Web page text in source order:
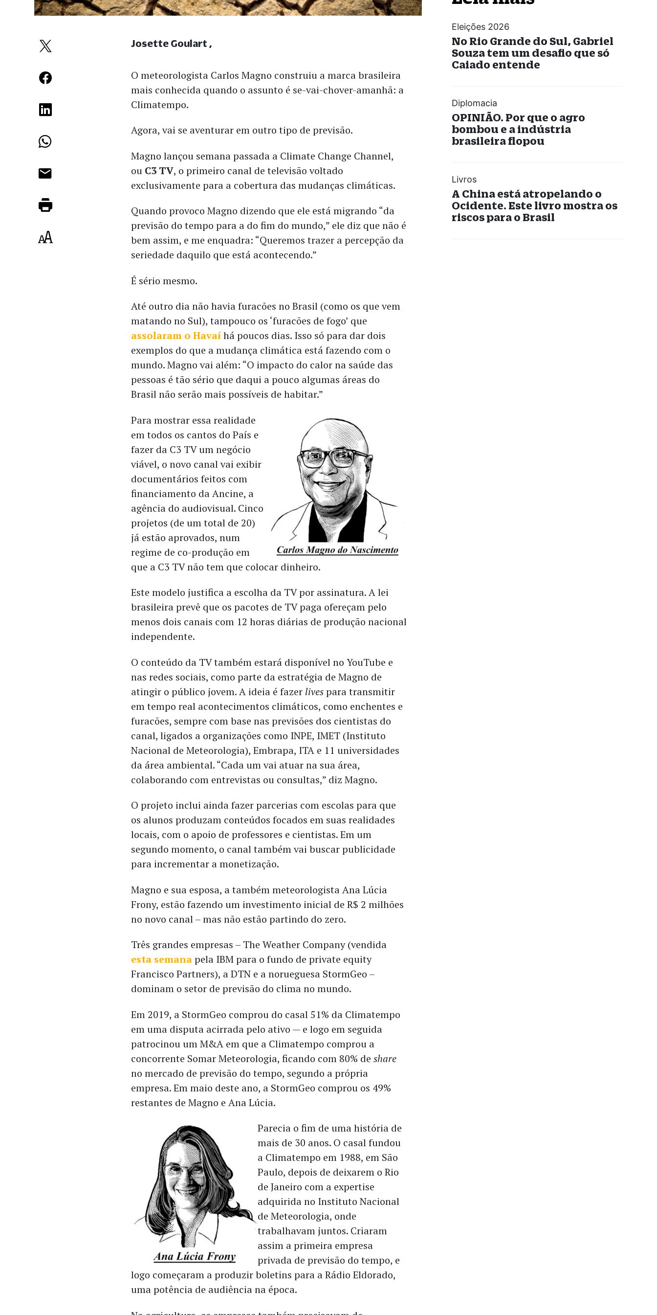
O meteorologista Carlos Magno construiu a marca brasileira
mais conhecida quando o assunto é se-vai-chover-amanhã: a
Climatempo.
Agora, vai se aventurar em outro tipo de previsão.
Magno lançou semana passada a Climate Change Channel,
ou C3 TV, o primeiro canal de televisão voltado
exclusivamente para a cobertura das mudanças climáticas.
Quando provoco Magno dizendo que ele está migrando “da
previsão do tempo para a do fim do mundo,” ele diz que não é
bem assim, e me enquadra: “Queremos trazer a percepção da
seriedade daquilo que está acontecendo.”
É sério mesmo.
Até outro dia não havia furacões no Brasil (como os que vem
matando no Sul), tampouco os ‘furacões de fogo’ que
assolaram o Havaíhá poucos dias. Isso só para dar dois
exemplos do que a mudança climática está fazendo com o
mundo. Magno vai além: “O impacto do calor na saúde das
pessoas é tão sério que daqui a pouco algumas áreas do
Brasil não serão mais possíveis de habitar.”
Para mostrar essa realidade
em todos os cantos do País e
fazer da C3 TV um negócio
viável, o novo canal vai exibir
documentários feitos com
financiamento da Ancine, a
agência do audiovisual. Cinco
projetos (de um total de 20)
já estão aprovados, num
regime de co-produção em
que a C3 TV não tem que colocar dinheiro.
Este modelo justifica a escolha da TV por assinatura. A lei
brasileira prevê que os pacotes de TV paga ofereçam pelo
menos dois canais com 12 horas diárias de produção nacional
independente.
O conteúdo da TV também estará disponível no YouTube e
nas redes sociais, como parte da estratégia de Magno de
atingir o público jovem. A ideia é fazer livespara transmitir
em tempo real acontecimentos climáticos, como enchentes e
furacões, sempre com base nas previsões dos cientistas do
canal, ligados a organizações como INPE, IMET (Instituto
Nacional de Meteorologia), Embrapa, ITA e 11 universidades
da área ambiental. “Cada um vai atuar na sua área,
colaborando com entrevistas ou consultas,” diz Magno.
O projeto inclui ainda fazer parcerias com escolas para que
os alunos produzam conteúdos focados em suas realidades
locais, com o apoio de professores e cientistas. Em um
segundo momento, o canal também vai buscar publicidade
para incrementar a monetização.
Magno e sua esposa, a também meteorologista Ana Lúcia
Frony, estão fazendo um investimento inicial de R$ 2 milhões
no novo canal – mas não estão partindo do zero.
Três grandes empresas – The Weather Company (vendida
esta semanapela IBM para o fundo de private equity
Francisco Partners), a DTN e a norueguesa StormGeo –
dominam o setor de previsão do clima no mundo.
Em 2019, a StormGeo comprou do casal 51% da Climatempo
em uma disputa acirrada pelo ativo — e logo em seguida
patrocinou um M&A em que a Climatempo comprou a
concorrente Somar Meteorologia, ficando com 80% deshare
no mercado de previsão do tempo, segundo a própria
empresa. Em maio deste ano, a StormGeo comprou os 49%
restantes de Magno e Ana Lúcia.
Parecia o fim de uma história de
mais de 30 anos. O casal fundou
a Climatempo em 1988, em São
Paulo, depois de deixarem o Rio
de Janeiro com a expertise
adquirida no Instituto Nacional
de Meteorologia, onde
trabalhavam juntos. Criaram
assim a primeira empresa
privada de previsão do tempo, e
logo começaram a produzir boletins para a Rádio Eldorado,
uma potência de audiência na época.
Josette Goulart
Eleições 2026
No Rio Grande do Sul, Gabriel
Souza tem um desafio que só
Caiado entende
Diplomacia
OPINIÃO. Por que o agro
bombou e a indústria
brasileira flopou
Livros
A China está atropelando o
Ocidente. Este livro mostra os
riscos para o Brasil